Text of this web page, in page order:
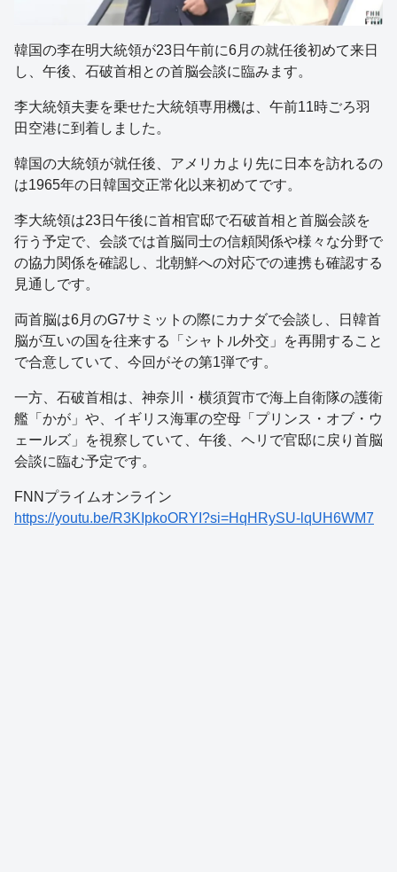
韓国の李在明大統領が23日午前に6月の就任後初めて来日
し、午後、石破首相との首脳会談に臨みます。
李大統領夫妻を乗せた大統領専用機は、午前11時ごろ羽
田空港に到着しました。
韓国の大統領が就任後、アメリカより先に日本を訪れるの
は1965年の日韓国交正常化以来初めてです。
李大統領は23日午後に首相官邸で石破首相と首脳会談を
行う予定で、会談では首脳同士の信頼関係や様々な分野で
の協力関係を確認し、北朝鮮への対応での連携も確認する
見通しです。
両首脳は6月のG7サミットの際にカナダで会談し、日韓首
脳が互いの国を往来する「シャトル外交」を再開すること
で合意していて、今回がその第1弾です。
一方、石破首相は、神奈川・横須賀市で海上自衛隊の護衛
艦「かが」や、イギリス海軍の空母「プリンス・オブ・ウ
ェールズ」を視察していて、午後、ヘリで官邸に戻り首脳
会談に臨む予定です。
FNNプライムオンライン
https://youtu.be/R3KIpkoORYI?si=HqHRySU-lqUH6WM7